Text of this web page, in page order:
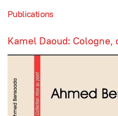
Publications
Kamel Daoud: